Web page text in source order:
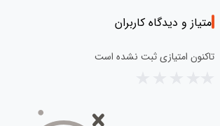
امتیاز و دیدگاه کاربران
تاکنون امتیازی ثبت نشده است